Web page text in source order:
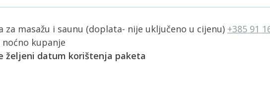
masažu i saunu (doplata- nije uključeno u cijenu) +385 91
kupanje
željeni datum korištenja paketa